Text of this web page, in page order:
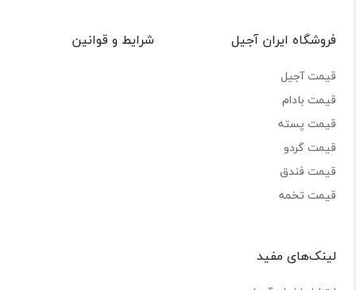
فروشگاه ایران آجیل
قیمت آجیل
قیمت بادام
قیمت پسته
قیمت گردو
قیمت فندق
قیمت تخمه
شرایط و قوانین
لینک‌های مفید